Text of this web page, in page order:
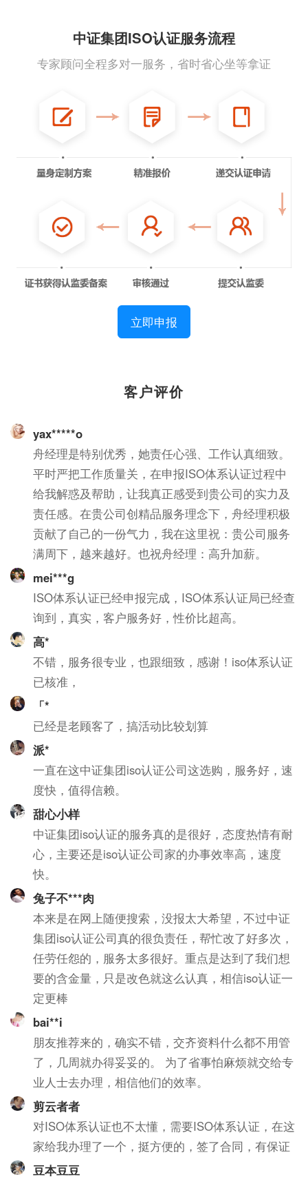
中证集团ISO认证服务流程
专家顾问全程多对一服务，省时省心坐等拿证
立即申报
客户评价
yax*****o
舟经理是特别优秀，她责任心强、工作认真细致。
平时严把工作质量关，在申报ISO体系认证过程中
给我解惑及帮助，让我真正感受到贵公司的实力及
责任感。在贵公司创精品服务理念下，舟经理积极
贡献了自己的一份气力，我在这里祝：贵公司服务
满周下，越来越好。也祝舟经理：高升加薪。
mei***g
ISO体系认证已经申报完成，ISO体系认证局已经查
询到，真实，客户服务好，性价比超高。
高*
不错，服务很专业，也跟细致，感谢！iso体系认证
已核准，
「*
已经是老顾客了，搞活动比较划算
派*
一直在这中证集团iso认证公司这选购，服务好，速
度快，值得信赖。
甜心小样
中证集团iso认证的服务真的是很好，态度热情有耐
心，主要还是iso认证公司家的办事效率高，速度
快。
兔子不***肉
本来是在网上随便搜索，没报太大希望，不过中证
集团iso认证公司真的很负责任，帮忙改了好多次，
任劳任怨的，服务太多很好。重点是达到了我们想
要的含金量，只是改色就这么认真，相信iso认证一
定更棒
bai**i
朋友推荐来的，确实不错，交齐资料什么都不用管
了，几周就办得妥妥的。 为了省事怕麻烦就交给专
业人士去办理，相信他们的效率。
剪云者者
对ISO体系认证也不太懂，需要ISO体系认证，在这
家给我办理了一个，挺方便的，签了合同，有保证
豆本豆豆